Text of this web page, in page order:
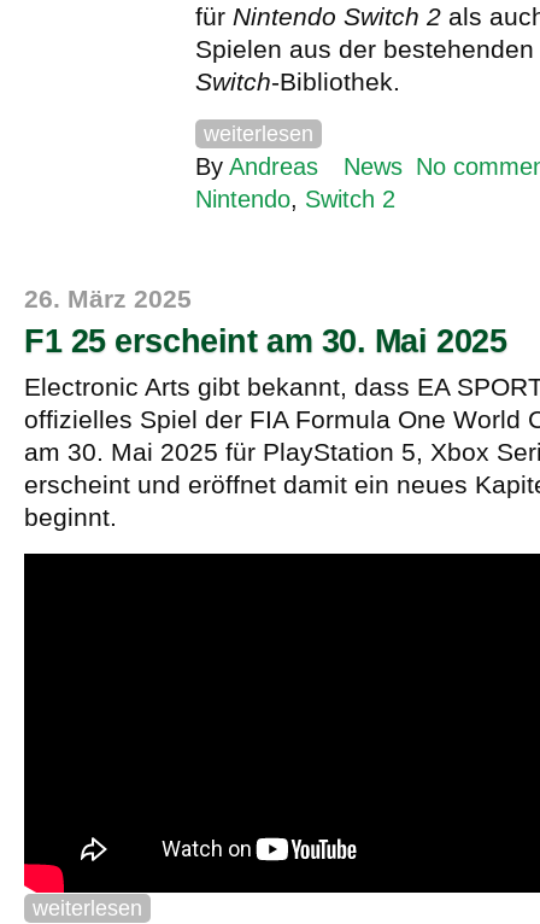
für Nintendo Switch 2 als
Spielen aus der bestehenden
Switch-Bibliothek.
weiterlesen
By Andreas News No
Nintendo, Switch 2
26. März 2025
F1 25 erscheint am 30. Mai 2025
Electronic Arts gibt bekannt, dass EA
offizielles Spiel der FIA Formula One World
am 30. Mai 2025 für PlayStation 5, Xbox
erscheint und eröffnet damit ein neues
beginnt.
weiterlesen